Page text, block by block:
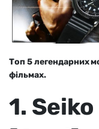
Топ 5 легендарних
фільмах.
1.